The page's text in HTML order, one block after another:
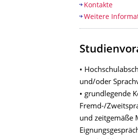
Kontakte
Weitere
•
und/oder
• grundlegende
Fremd-/
und zeitgemäße